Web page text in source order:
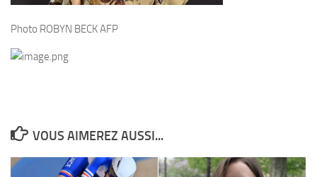
Photo ROBYN BECK AFP
VOUS AIMEREZ AUSSI...